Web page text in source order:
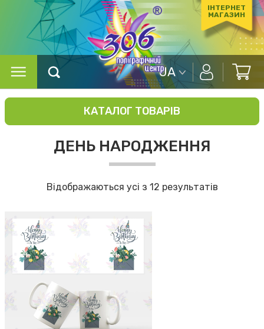
ІНТЕРНЕТ
МАГАЗИН
UA
КАТАЛОГ ТОВАРІВ
ДЕНЬ НАРОДЖЕННЯ
Відображаються усі з 12 результатів